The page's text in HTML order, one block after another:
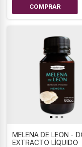
COMPRAR
MELENA DE LEON -
EXTRACTO LÍQUIDO